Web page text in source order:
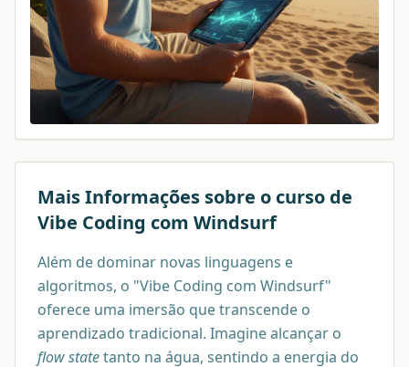
Mais Informações sobre o curso de
Vibe Coding com Windsurf
Além de dominar novas linguagens e
algoritmos, o "Vibe Coding com Windsurf"
oferece uma imersão que transcende o
aprendizado tradicional. Imagine alcançar o
flow statetanto na água, sentindo a energia do